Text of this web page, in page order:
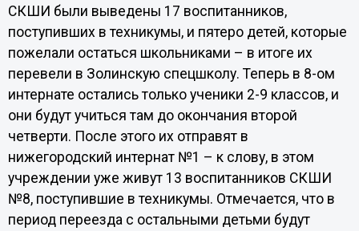
СКШИ были выведены 17 воспитанников,
поступивших в техникумы, и пятеро детей, которые
пожелали остаться школьниками – в итоге их
перевели в Золинскую спецшколу. Теперь в 8-ом
интернате остались только ученики 2-9 классов, и
они будут учиться там до окончания второй
четверти. После этого их отправят в
нижегородский интернат №1 – к слову, в этом
учреждении уже живут 13 воспитанников СКШИ
№8, поступившие в техникумы. Отмечается, что в
период переезда с остальными детьми будут